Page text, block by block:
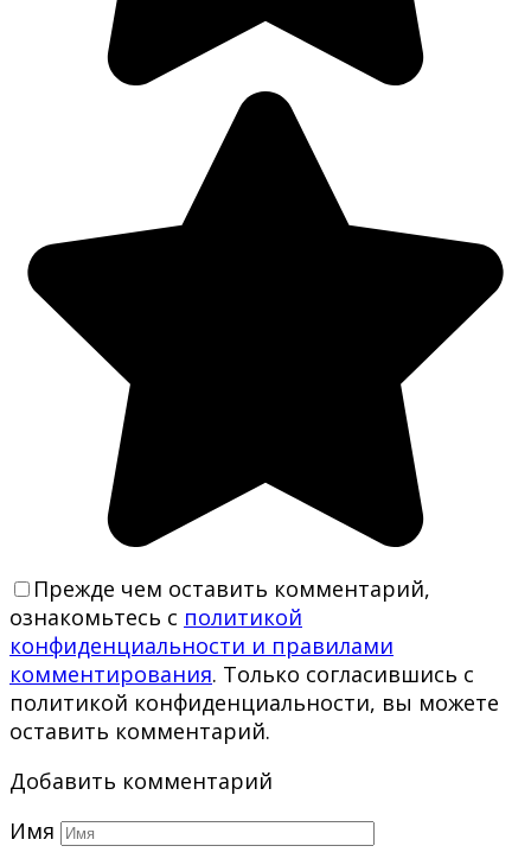
Прежде чем оставить комментарий,
ознакомьтесь с политикой
конфиденциальности и правилами
комментирования. Только согласившись с
политикой конфиденциальности, вы можете
оставить комментарий.
Добавить комментарий
Имя